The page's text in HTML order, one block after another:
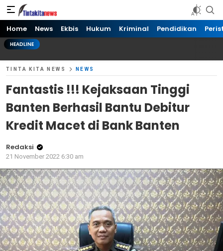
Tinta kita News
Informasi Terkini
Home News Ekbis Hukum Kriminal Pendidikan
HEADLINE
TINTA KITA NEWS NEWS
Fantastis !!! Kejaksaan Tinggi
Banten Berhasil Bantu Debitur
Kredit Macet di Bank Banten
Redaksi
21 November 2022 6:30 am